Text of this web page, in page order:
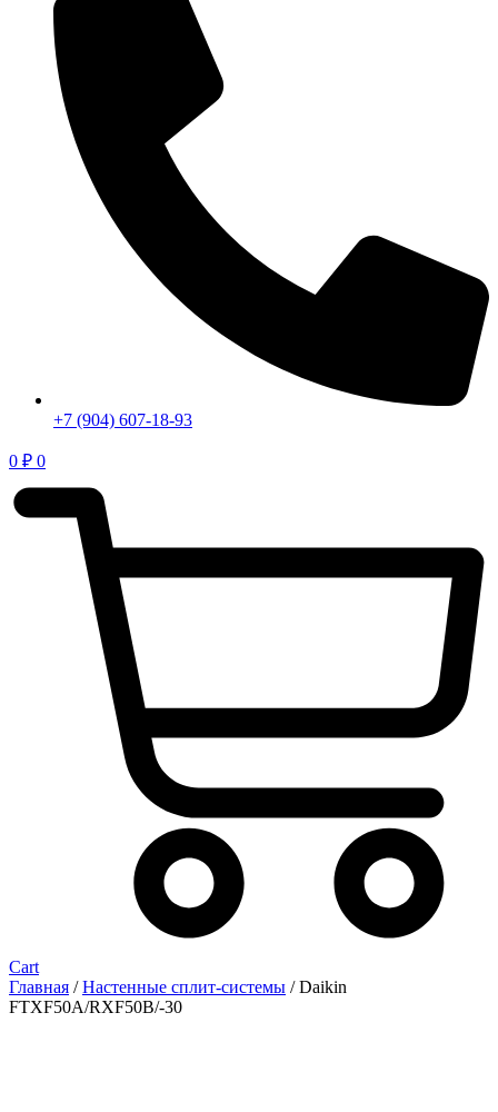
+7 (904) 607-18-93
0 ₽ 0
Cart
Главная /Настенные сплит-системы / Daikin
FTXF50A/RXF50B/-30